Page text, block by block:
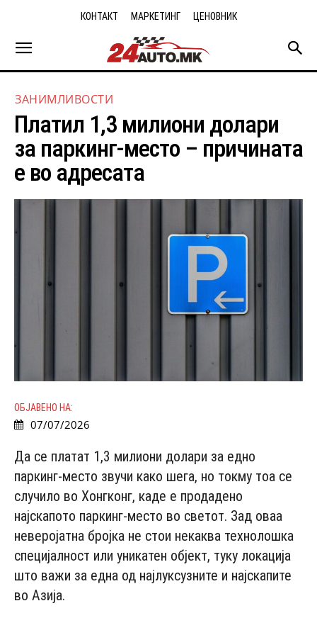
КОНТАКТ МАРКЕТИНГ ЦЕНОВНИК
ЗАНИМЛИВОСТИ
Платил 1,3 милиони долари
за паркинг-место – причината
е во адресата
ОБЈАВЕНО НА:
07/07/2026
Да се платат 1,3 милиони долари за едно
паркинг-место звучи како шега, но токму тоа се
случило во Хонгконг, каде е продадено
најскапото паркинг-место во светот. Зад оваа
неверојатна бројка не стои некаква технолошка
специјалност или уникатен објект, туку локација
што важи за една од најлуксузните и најскапите
во Азија.